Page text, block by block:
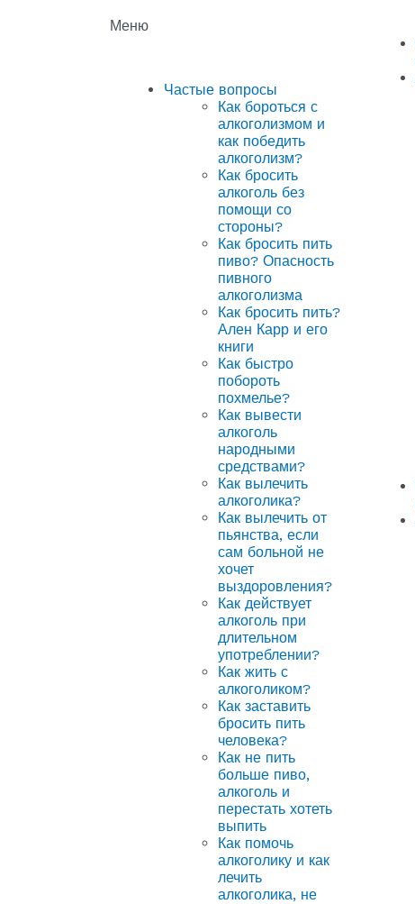
Меню
Частые вопросы
Как бороться с
алкоголизмом и
как победить
алкоголизм?
Как бросить
алкоголь без
помощи со
стороны?
Как бросить пить
пиво? Опасность
пивного
алкоголизма
Как бросить пить?
Ален Карр и его
книги
Как быстро
побороть
похмелье?
Как вывести
алкоголь
народными
средствами?
Как вылечить
алкоголика?
Как вылечить от
пьянства, если
сам больной не
хочет
выздоровления?
Как действует
алкоголь при
длительном
употреблении?
Как жить с
алкоголиком?
Как заставить
бросить пить
человека?
Как не пить
больше пиво,
алкоголь и
перестать хотеть
выпить
Как помочь
алкоголику и как
лечить
алкоголика, не